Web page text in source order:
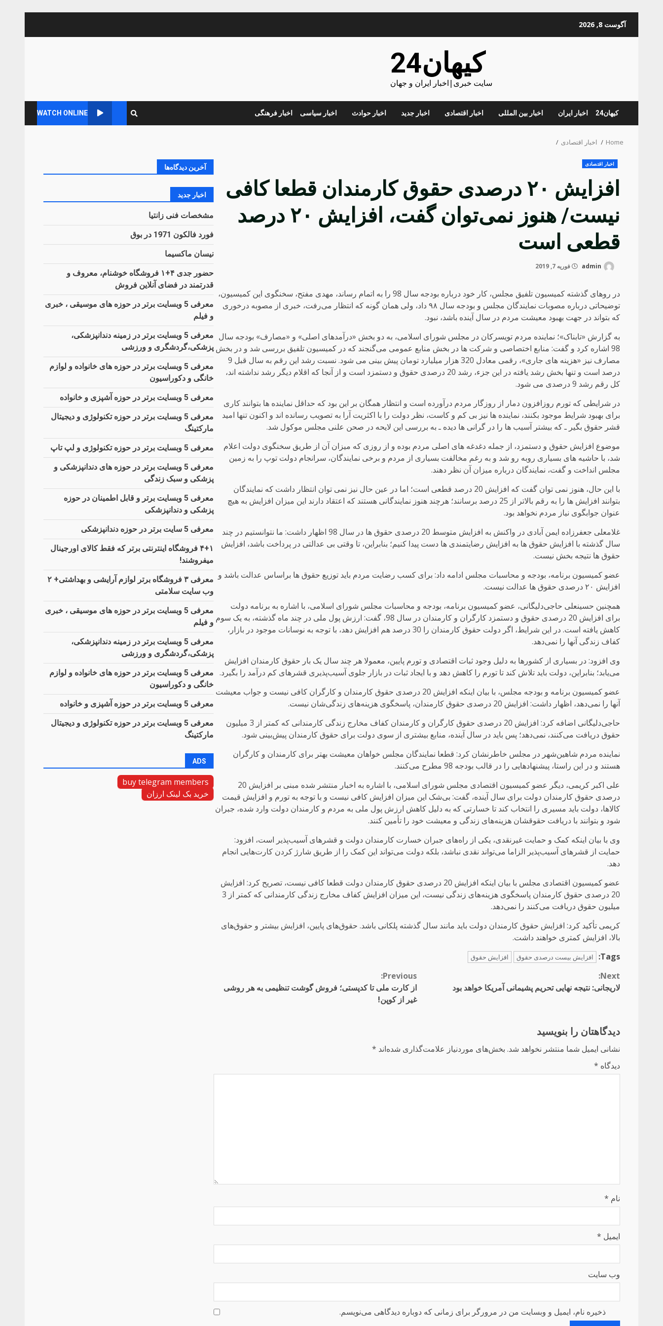
Skip
آگوست 8, 2026
کیهان24
سایت خبری|اخبار ایران و جهان
کیهان24 اخبار ایران اخبار بین المللی اخبار اقتصادی اخبار جدید اخبار حوادث اخبار سیاسی اخبار فرهنگی WATCH ONLINE
Home اخبار اقتصادی
اخبار اقتصادی
افزایش ۲۰ درصدی حقوق کارمندان قطعا کافی
نیست/ هنوز نمی‌توان گفت، افزایش ۲۰ درصد
قطعی است
فوریه 7, 2019
در روهای گذشته کمیسیون تلفیق مجلس، کار خود درباره بودجه سال 98 را به اتمام رساند، مهدی مفتح، سخنگوی این کمیسیون،
توضیحاتی درباره مصوبات نمایندگان مجلس و بودجه سال ۹۸ داد، ولی همان گونه که انتظار می‌رفت، خبری از مصوبه درخوری
که بتواند در جهت بهبود معیشت مردم در سال آینده باشد، نبود.
به گزارش «تابناک»؛ نماینده مردم تویسرکان در مجلس شورای اسلامی، به دو بخش «درآمدهای اصلی» و «مصارف» بودجه سال
98 اشاره کرد و گفت: منابع اختصاصی و شرکت ها در بخش منابع عمومی می‌گنجند که در کمیسیون تلفیق بررسی شد و در بخش
مصارف نیز «هزینه های جاری»، رقمی معادل 320 هزار میلیارد تومان پیش بینی می شود. نسبت رشد این رقم به سال قبل 9
درصد است و تنها بخش رشد یافته در این جزء، رشد 20 درصدی حقوق و دستمزد است و از آنجا که اقلام دیگر رشد نداشته اند،
کل رقم رشد 9 درصدی می شود.
در شرایطی که تورم روزافزون دمار از روزگار مردم درآورده است و انتظار همگان بر این بود که حداقل نماینده ها بتوانند کاری
برای بهبود شرایط موجود بکنند، نماینده ها نیز بی کم و کاست، نظر دولت را با اکثریت آرا به تصویب رسانده اند و اکنون تنها امید
قشر حقوق بگیر ـ که بیشتر آسیب ها را در گرانی ها دیده ـ به بررسی این لایحه در صحن علنی مجلس موکول شد.
موضوع افزایش حقوق و دستمزد، از جمله دغدغه های اصلی مردم بوده و از روزی که میزان آن از طریق سخنگوی دولت اعلام
شد، با حاشیه های بسیاری روبه رو شد و به رغم مخالفت بسیاری از مردم و برخی نمایندگان، سرانجام دولت توپ را به زمین
مجلس انداخت و گفت، نمایندگان درباره میزان آن نظر دهند.
با این حال، هنوز نمی توان گفت که افزایش 20 درصد قطعی است؛ اما در عین حال نیز نمی توان انتظار داشت که نمایندگان
بتوانند افزایش ها را به رقم بالاتر از 25 درصد برسانند؛ هرچند هنوز نمایندگانی هستند که اعتقاد دارند این میزان افزایش به هیچ
عنوان جوابگوی نیاز مردم نخواهد بود.
غلامعلی جعفرزاده ایمن آبادی در واکنش به افزایش متوسط 20 درصدی حقوق ها در سال 98 اظهار داشت: ما نتوانستیم در چند
سال گذشته با افزایش حقوق ها به افزایش رضایتمندی ها دست پیدا کنیم؛ بنابراین، تا وقتی بی عدالتی در پرداخت باشد، افزایش
حقوق ها نتیجه بخش نیست.
عضو کمیسیون برنامه، بودجه و محاسبات مجلس ادامه داد: برای کسب رضایت مردم باید توزیع حقوق ها براساس عدالت باشد و
افزایش ۲۰ درصدی حقوق ها عدالت نیست.
همچنین حسینعلی حاجی‌دلیگانی، عضو کمیسیون برنامه، بودجه و محاسبات مجلس شورای اسلامی، با اشاره به برنامه دولت
برای افزایش 20 درصدی حقوق و دستمزد کارگران و کارمندان در سال 98، گفت: ارزش پول ملی در چند ماه گذشته، به یک سوم
کاهش یافته است. در این شرایط، اگر دولت حقوق کارمندان را 30 درصد هم افزایش دهد، با توجه به نوسانات موجود در بازار،
کفاف زندگی آنها را نمی‌دهد.
وی افزود: در بسیاری از کشورها به دلیل وجود ثبات اقتصادی و تورم پایین، معمولا هر چند سال یک بار حقوق کارمندان افزایش
می‌یابد؛ بنابراین، دولت باید تلاش کند تا تورم را کاهش دهد و با ایجاد ثبات در بازار جلوی آسیب‌پذیری قشرهای کم درآمد را بگیرد.
عضو کمیسیون برنامه و بودجه مجلس، با بیان اینکه افزایش 20 درصدی حقوق کارمندان و کارگران کافی نیست و جواب معیشت
آنها را نمی‌دهد، اظهار داشت: افزایش 20 درصدی حقوق کارمندان، پاسخگوی هزینه‌های زندگی‌شان نیست.
حاجی‌دلیگانی اضافه کرد: افزایش 20 درصدی حقوق کارگران و کارمندان کفاف مخارج زندگی کارمندانی که کمتر از 3 میلیون
حقوق دریافت می‌کنند، نمی‌دهد؛ پس باید در سال آینده، منابع بیشتری از سوی دولت برای حقوق کارمندان پیش‌بینی شود.
نماینده مردم شاهین‌شهر در مجلس خاطرنشان کرد: قطعا نمایندگان مجلس خواهان معیشت بهتر برای کارمندان و کارگران
هستند و در این راستا، پیشنهادهایی را در قالب بودجه 98 مطرح می‌کنند.
علی اکبر کریمی، دیگر عضو کمیسیون اقتصادی مجلس شورای اسلامی، با اشاره به اخبار منتشر شده مبنی بر افزایش 20
درصدی حقوق کارمندان دولت برای سال آینده، گفت: بی‌شک این میزان افزایش کافی نیست و با توجه به تورم و افزایش قیمت
کالا‌ها، دولت باید مسیری را انتخاب کند تا خسارتی که به دلیل کاهش ارزش پول ملی به مردم و کارمندان دولت وارد شده، جبران
شود و بتوانند با دریافت حقوقشان هزینه‌های زندگی و معیشت خود را تأمین کنند.
وی با بیان اینکه کمک و حمایت غیرنقدی، یکی از راه‌های جبران خسارت کارمندان دولت و قشرهای آسیب‌پذیر است، افزود:
حمایت از قشرهای آسیب‌پذیر الزاما می‌تواند نقدی نباشد، بلکه دولت می‌تواند این کمک را از طریق شارژ کردن کارت‌هایی انجام
دهد.
عضو کمیسیون اقتصادی مجلس با بیان اینکه افزایش 20 درصدی حقوق کارمندان دولت قطعا کافی نیست، تصریح کرد: افزایش
20 درصدی حقوق کارمندان پاسخگوی هزینه‌های زندگی نیست، این میزان افزایش کفاف مخارج زندگی کارمندانی که کمتر از 3
میلیون حقوق دریافت می‌کنند را نمی‌دهد.
کریمی تأکید کرد: افزایش حقوق کارمندان دولت باید مانند سال گذشته پلکانی باشد. حقوق‌های پایین، افزایش بیشتر و حقوق‌های
بالا، افزایش کمتری خواهند داشت.
Tags:
افزایش بیست درصدی حقوق افزایش حقوق
Continue
Reading
Previous:
از کارت ملی تا کدپستی؛ فروش گوشت تنظیمی به هر روشی
غیر از کوپن!
Next:
لاریجانی: نتیجه نهایی تحریم پشیمانی آمریکا خواهد بود
دیدگاهتان را بنویسید
نشانی ایمیل شما منتشر نخواهد شد. بخش‌های موردنیاز علامت‌گذاری شده‌اند *
دیدگاه *
نام *
ایمیل *
وب‌ سایت
ذخیره نام، ایمیل و وبسایت من در مرورگر برای زمانی که دوباره دیدگاهی می‌نویسم.
آخرین دیدگاه‌ها
اخبار جدید
مشخصات فنی زانتیا
فورد فالکون 1971 در بوق
نیسان ماکسیما
حضور جدی ۴+۱ فروشگاه خوشنام، معروف و
قدرتمند در فضای آنلاین فروش
معرفی 5 وبسایت برتر در حوزه های موسیقی ، خبری
و فیلم
معرفی 5 وبسایت برتر در زمینه دندانپزشکی،
پزشکی،گردشگری و ورزشی
معرفی 5 وبسایت برتر در حوزه های خانواده و لوازم
خانگی و دکوراسیون
معرفی 5 وبسایت برتر در حوزه آشپزی و خانواده
معرفی 5 وبسایت برتر در حوزه تکنولوژی و دیجیتال
مارکتینگ
معرفی 5 وبسایت برتر در حوزه تکنولوژی و لپ تاپ
معرفی 5 وبسایت برتر در حوزه های دندانپزشکی و
پزشکی و سبک زندگی
معرفی 5 وبسایت برتر و قابل اطمینان در حوزه
پزشکی و دندانپزشکی
معرفی 5 سایت برتر در حوزه دندانپزشکی
۴+۱ فروشگاه اینترنتی برتر که فقط کالای اورجینال
میفروشند!
معرفی ۳ فروشگاه برتر لوازم آرایشی و بهداشتی+ ۲
وب سایت سلامتی
معرفی 5 وبسایت برتر در حوزه های موسیقی ، خبری
و فیلم
معرفی 5 وبسایت برتر در زمینه دندانپزشکی،
پزشکی،گردشگری و ورزشی
معرفی 5 وبسایت برتر در حوزه های خانواده و لوازم
خانگی و دکوراسیون
معرفی 5 وبسایت برتر در حوزه آشپزی و خانواده
معرفی 5 وبسایت برتر در حوزه تکنولوژی و دیجیتال
مارکتینگ
ADS
buy telegram members
خرید بک لینک ارزان